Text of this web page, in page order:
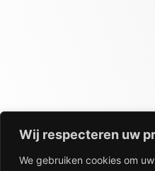
Wij respecteren uw
We gebruiken cookies om
CATALOGI